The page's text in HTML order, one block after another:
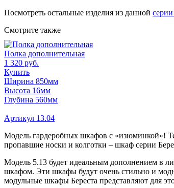
Посмотреть остальные изделия из данной
Смотрите также
Полка дополнительная
1 320 руб.
Купить
Ширина 850мм
Высота 16мм
Глубина 560мм
Артикул 13.04
Модель гардеробных шкафов с «изюминкой»!
пропавшие носки и колготки – шкаф серии
Модель 5.13 будет идеальным дополнением в
шкафом. Эти шкафы будут очень стильно и
модульные шкафы Береста представляют для